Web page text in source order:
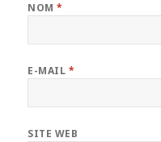
NOM*
E-MAIL *
SITE WEB